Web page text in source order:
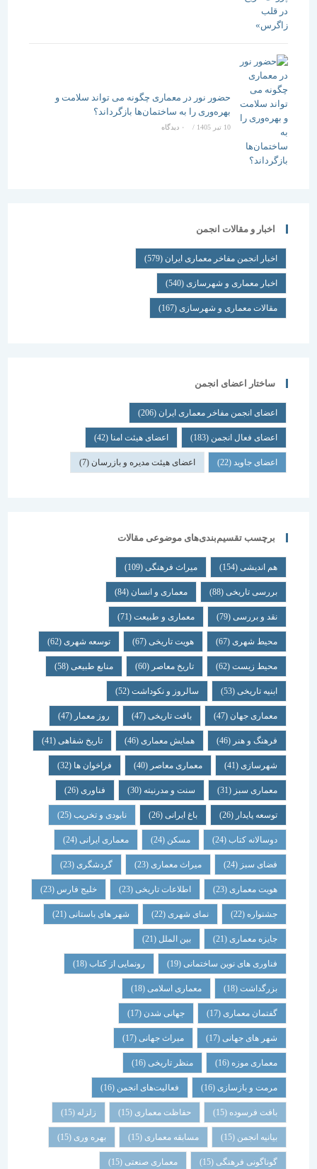
حضور نور در معماری چگونه می تواند سلامت و
بهره‌وری را به ساختمان‌ها بازگرداند؟
/ ۰ دیدگاه
اخبار و مقالات انجمن
اخبار انجمن مفاخر معماری ایران (579)
اخبار معماری و شهرسازی(540)
مقالات معماری و شهرسازی(167)
ساختار اعضای انجمن
اعضای انجمن مفاخر معماری ایران (206)
اعضای فعال انجمن(183) اعضای هیئت امنا(42)
اعضای جاوید(22) اعضای هیئت مدیره و بازرسان(7)
برچسب تقسیم‌بندی‌های موضوعی مقالات
هم اندیشی (154) میراث فرهنگی (109)
بررسی تاریخی (88) معماری و انسان (84)
نقد و بررسی (79) معماری و طبیعت (71)
محیط شهری(67) هویت تاریخی(67) توسعه شهری(62)
محیط زیست(62) تاریخ معاصر(60) منابع طبیعی(58)
ابنیه تاریخی(53) سالروز و نکوداشت(52)
معماری جهان (47) بافت تاریخی(47) روز معمار(47)
فرهنگ و هنر(46) همایش معماری (46) تاریخ شفاهی (41)
شهرسازی(41) معماری معاصر(40) فراخوان ها (32)
معماری سبز(31) سنت و مدرنیته(30) فناوری (26)
توسعه پایدار(26) باغ ایرانی(26) نابودی و تخریب(25)
دوسالانه کتاب(24) مسکن (24) معماری ایرانی(24)
فضای سبز(24) میراث معماری (23) گردشگری (23)
هویت معماری (23) اطلاعات تاریخی(23) خلیج فارس(23)
جشنواره(22) نمای شهری(22) شهر های باستانی (21)
جایزه معماری (21) بین الملل(21)
فناوری های نوین ساختمانی(19) رونمایی از کتاب (18)
بزرگداشت (18) معماری اسلامی(18)
گفتمان معماری (17) جهانی شدن(17)
شهر های جهانی(17) میراث جهانی(17)
معماری موزه(16) منظر تاریخی (16)
مرمت و بازسازی(16) فعالیت‌های انجمن(16)
بافت فرسوده (15) حفاظت معماری (15) زلزله
بیانیه انجمن(15) مسابقه معماری (15) بهره وری(15)
گوناگونی فرهنگی (15) معماری صنعتی(15)